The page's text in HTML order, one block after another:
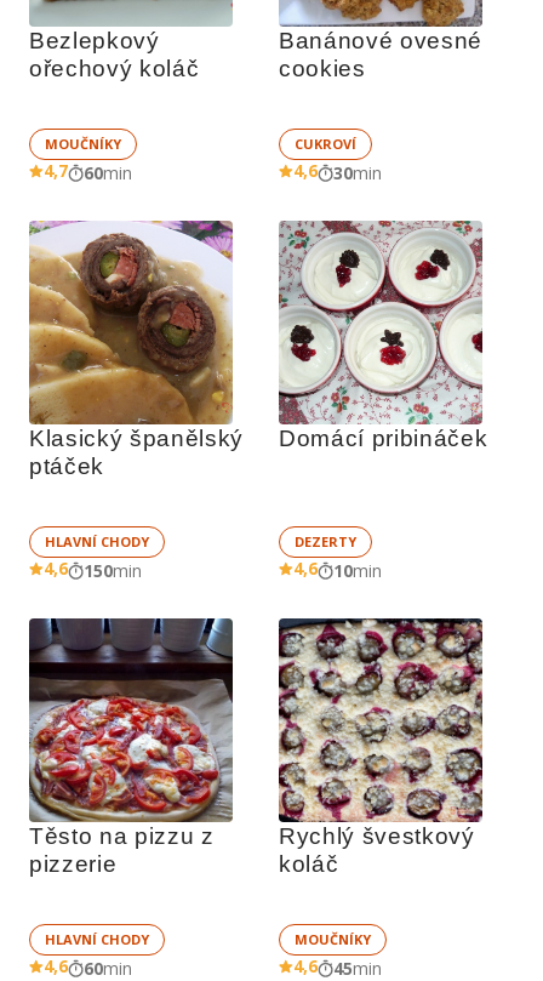
Bezlepkový
ořechový koláč
MOUČNÍKY
4,7 60min
Banánové ovesné
cookies
CUKROVÍ
4,6 30min
Klasický španělský
ptáček
HLAVNÍ CHODY
4,6 150min
Domácí pribináček
DEZERTY
4,6 10min
Těsto na pizzu z
pizzerie
HLAVNÍ CHODY
4,6 60min
Rychlý švestkový
koláč
MOUČNÍKY
4,6 45min